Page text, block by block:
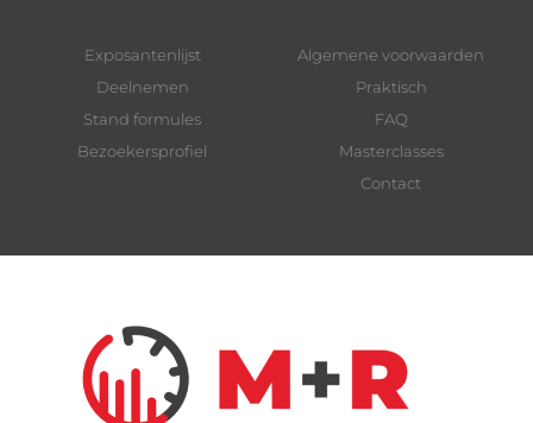
Exposantenlijst
Deelnemen
Stand formules
Bezoekersprofiel
Algemene voorwaarden
Praktisch
FAQ
Masterclasses
Contact